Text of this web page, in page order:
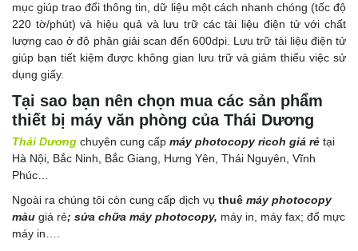
mục giúp trao đổi thông tin, dữ liệu một cách nhanh chóng (tốc độ
220 tờ/phút) và hiệu quả và lưu trữ các tài liệu điện tử với chất
lượng cao ở độ phân giải scan đến 600dpi. Lưu trữ tài liệu điện tử
giúp bạn tiết kiệm được không gian lưu trữ và giảm thiểu việc sử
dụng giấy.
Tại sao bạn nên chọn mua các sản phẩm
thiết bị máy văn phòng của Thái Dương
Thái Dương chuyên cung cấp máy photocopy ricoh giá rẻ tại
Hà Nội, Bắc Ninh, Bắc Giang, Hưng Yên, Thái Nguyên, Vĩnh
Phúc…
Ngoài ra chúng tôi còn cung cấp dịch vụ thuê máy photocopy
màu giá rẻ; sửa chữa máy photocopy, máy in, máy fax; đổ mực
máy in….